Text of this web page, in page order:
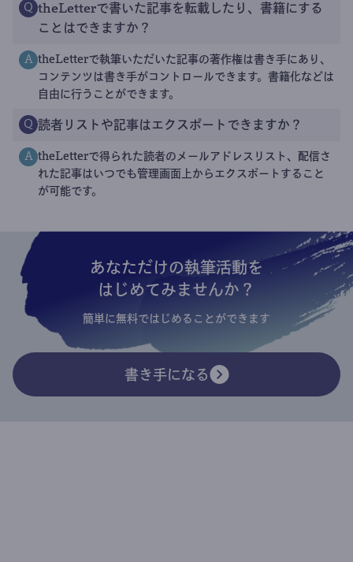
Q theLetterで書いた記事を転載したり、書籍にする
ことはできますか？
A theLetterで執筆いただいた記事の著作権は書き手にあり、
コンテンツは書き手がコントロールできます。書籍化などは
自由に行うことができます。
Q 読者リストや記事はエクスポートできますか？
A theLetterで得られた読者のメールアドレスリスト、配信さ
れた記事はいつでも管理画面上からエクスポートすること
が可能です。
あなただけの執筆活動を
はじめてみませんか？
簡単に無料ではじめることができます
書き手になる